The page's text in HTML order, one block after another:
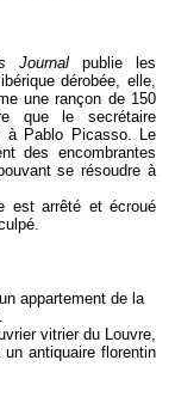
Journal publie les
dérobée, elle,
une rançon de 150
que le secrétaire
à Pablo Picasso. Le
des encombrantes
se résoudre à
est arrêté et écroué
appartement de la
vitrier du Louvre,
antiquaire florentin